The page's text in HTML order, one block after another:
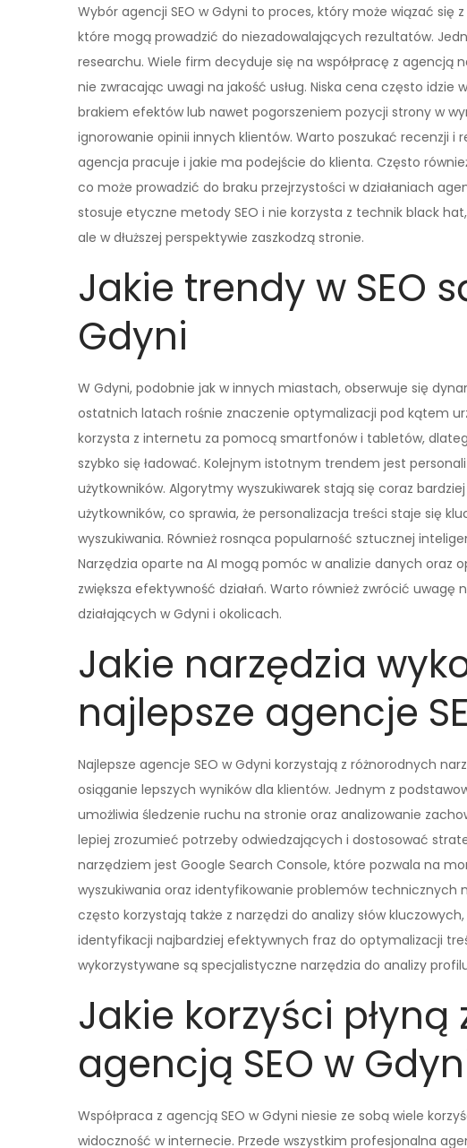
Wybór agencji SEO w Gdyni to proces, który może wiązać się
które mogą prowadzić do niezadowalających rezultatów.
researchu. Wiele firm decyduje się na współpracę z
nie zwracając uwagi na jakość usług. Niska cena często idzie
brakiem efektów lub nawet pogorszeniem pozycji strony w
ignorowanie opinii innych klientów. Warto poszukać recenzji i
agencja pracuje i jakie ma podejście do klienta. Często
co może prowadzić do braku przejrzystości w działaniach
stosuje etyczne metody SEO i nie korzysta z technik black
ale w dłuższej perspektywie zaszkodzą stronie.
Jakie trendy w SEO
Gdyni
W Gdyni, podobnie jak w innych miastach, obserwuje się
ostatnich latach rośnie znaczenie optymalizacji pod kątem
korzysta z internetu za pomocą smartfonów i tabletów,
szybko się ładować. Kolejnym istotnym trendem jest
użytkowników. Algorytmy wyszukiwarek stają się coraz
użytkowników, co sprawia, że personalizacja treści staje się
wyszukiwania. Również rosnąca popularność sztucznej
Narzędzia oparte na AI mogą pomóc w analizie danych oraz
zwiększa efektywność działań. Warto również zwrócić uwagę
działających w Gdyni i okolicach.
Jakie narzędzia
najlepsze agencje
Najlepsze agencje SEO w Gdyni korzystają z różnorodnych
osiąganie lepszych wyników dla klientów. Jednym z
umożliwia śledzenie ruchu na stronie oraz analizowanie
lepiej zrozumieć potrzeby odwiedzających i dostosować
narzędziem jest Google Search Console, które pozwala na
wyszukiwania oraz identyfikowanie problemów technicznych
często korzystają także z narzędzi do analizy słów
identyfikacji najbardziej efektywnych fraz do optymalizacji
wykorzystywane są specjalistyczne narzędzia do analizy
Jakie korzyści płyną
agencją SEO w
Współpraca z agencją SEO w Gdyni niesie ze sobą wiele
widoczność w internecie. Przede wszystkim profesjonalna